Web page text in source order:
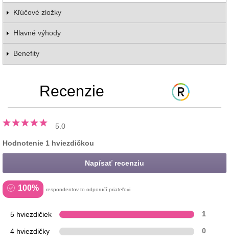
Kľúčové zložky
Hlavné výhody
Benefity
Recenzie
5.0
Hodnotenie 1 hviezdičkou
Napísať recenziu
100% respondentov to odporučí priateľovi
5 hviezdičiek 1
4 hviezdičky 0